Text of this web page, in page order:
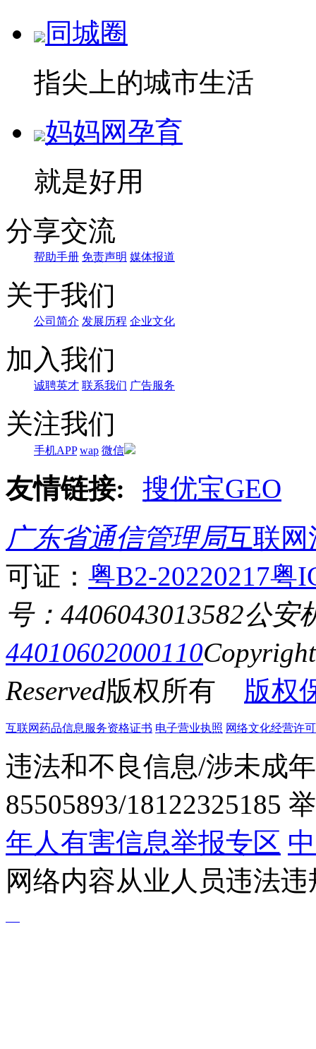
同城圈
指尖上的城市生活
妈妈网孕育
就是好用
分享交流
帮助手册 免责声明 媒体报道
关于我们
公司简介 发展历程 企业文化
加入我们
诚聘英才 联系我们 广告服务
关注我们
手机APP wap 微信
友情链接:
搜优宝GEO
广东省通信管理局互联网
可证： 粤B2-20220217粤
号：4406043013582公安
44010602000110
Reserved版权所有 版权
互联网药品信息服务资格证书 电子营业执照 网络文化经营许
违法和不良信息/涉未成
85505893/18122325185
年人有害信息举报专区
网络内容从业人员违法